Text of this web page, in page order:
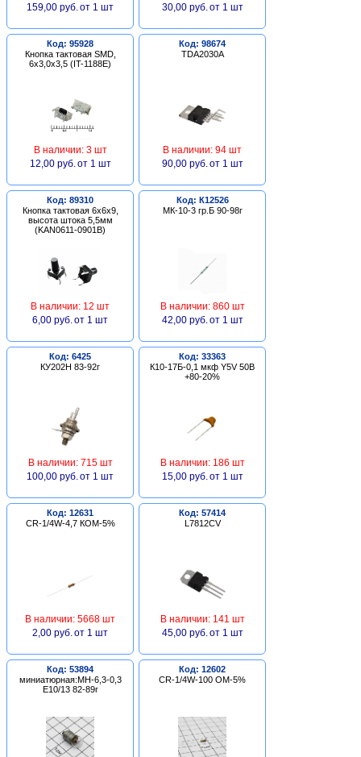
159,00 руб. от 1 шт
30,00 руб. от 1 шт
Код: 95928
Кнопка тактовая SMD,
6х3,0х3,5 (IT-1188E)
В наличии: 3 шт
12,00 руб. от 1 шт
Код: 98674
TDA2030A
В наличии: 94 шт
90,00 руб. от 1 шт
Код: 89310
Кнопка тактовая 6х6х9,
высота штока 5,5мм
(KAN0611-0901B)
В наличии: 12 шт
6,00 руб. от 1 шт
Код: К12526
МК-10-3 гр.Б 90-98г
В наличии: 860 шт
42,00 руб. от 1 шт
Код: 6425
КУ202Н 83-92г
В наличии: 715 шт
100,00 руб. от 1 шт
Код: 33363
К10-17Б-0,1 мкф Y5V 50В
+80-20%
В наличии: 186 шт
15,00 руб. от 1 шт
Код: 12631
CR-1/4W-4,7 КОМ-5%
В наличии: 5668 шт
2,00 руб. от 1 шт
Код: 57414
L7812CV
В наличии: 141 шт
45,00 руб. от 1 шт
Код: 53894
миниатюрная:МН-6,3-0,3
Е10/13 82-89г
Код: 12602
CR-1/4W-100 ОМ-5%